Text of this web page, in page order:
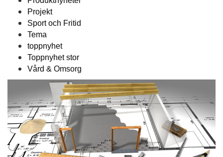
Projekt
Sport och Fritid
Tema
toppnyhet
Toppnyhet stor
Vård & Omsorg